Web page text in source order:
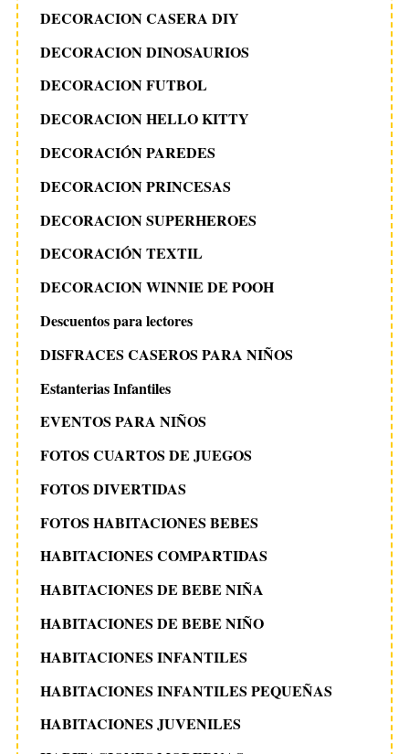
DECORACION CASERA DIY
DECORACION DINOSAURIOS
DECORACION FUTBOL
DECORACION HELLO KITTY
DECORACIÓN PAREDES
DECORACION PRINCESAS
DECORACION SUPERHEROES
DECORACIÓN TEXTIL
DECORACION WINNIE DE POOH
Descuentos para lectores
DISFRACES CASEROS PARA NIÑOS
Estanterias Infantiles
EVENTOS PARA NIÑOS
FOTOS CUARTOS DE JUEGOS
FOTOS DIVERTIDAS
FOTOS HABITACIONES BEBES
HABITACIONES COMPARTIDAS
HABITACIONES DE BEBE NIÑA
HABITACIONES DE BEBE NIÑO
HABITACIONES INFANTILES
HABITACIONES INFANTILES PEQUEÑAS
HABITACIONES JUVENILES